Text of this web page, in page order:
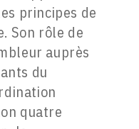
principes de
Son rôle de
auprès
du
quatre